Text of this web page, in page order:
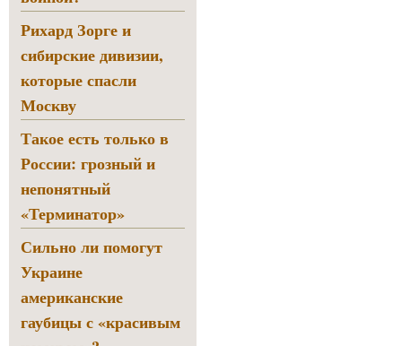
Рихард Зорге и
сибирские дивизии,
которые спасли
Москву
Такое есть только в
России: грозный и
непонятный
«Терминатор»
Сильно ли помогут
Украине
американские
гаубицы с «красивым